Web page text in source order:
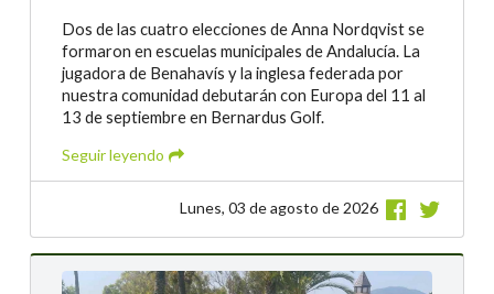
Dos de las cuatro elecciones de Anna Nordqvist se
formaron en escuelas municipales de Andalucía. La
jugadora de Benahavís y la inglesa federada por
nuestra comunidad debutarán con Europa del 11 al
13 de septiembre en Bernardus Golf.
Seguir leyendo
Lunes, 03 de agosto de 2026